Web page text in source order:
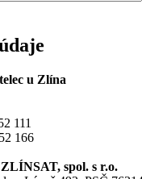
u Zlína
111
166
spol. s r.o.